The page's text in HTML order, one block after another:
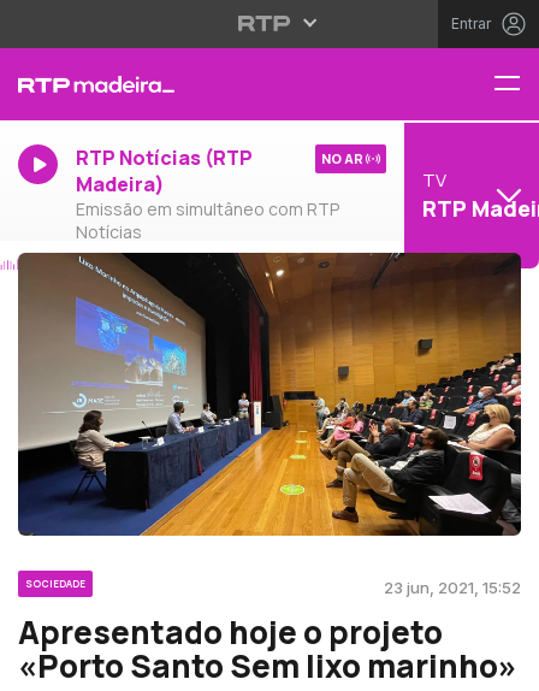
Entrar
RTP Notícias (RTP
Madeira)
Emissão em simultâneo com RTP
Notícias
NO AR
TV
RTP
SOCIEDADE 23 jun, 2021, 15:52
Apresentado hoje o projeto
«Porto Santo Sem lixo marinho»